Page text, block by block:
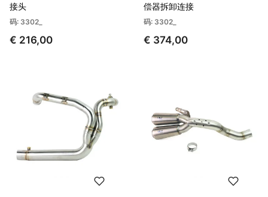
接头
码: 3302_
€ 216,00
偿器拆卸连接
码: 3302_
€ 374,00